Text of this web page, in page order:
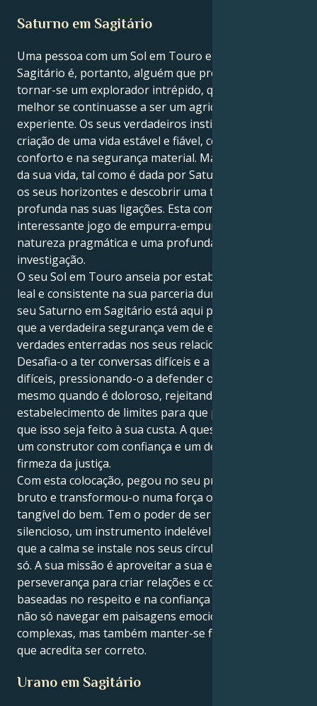
Saturno em Sagitário
Uma pessoa com um Sol em Touro e um Saturno em
Sagitário é, portanto, alguém que precisa de tentar
tornar-se um explorador intrépido, quando estaria
melhor se continuasse a ser um agricultor
experiente. Os seus verdadeiros instintos são a
criação de uma vida estável e fiável, centrada no
conforto e na segurança material. Mas a grande lição
da sua vida, tal como é dada por Saturno, é alargar
os seus horizontes e descobrir uma transformação
profunda nas suas ligações. Esta combinação cria um
interessante jogo de empurra-empurra entre a sua
natureza pragmática e uma profunda fome de
investigação.
O seu Sol em Touro anseia por estabilidade, por ser
leal e consistente na sua parceria duradoura. Mas o
seu Saturno em Sagitário está aqui para lhe dizer
que a verdadeira segurança vem de enfrentar as
verdades enterradas nos seus relacionamentos.
Desafia-o a ter conversas difíceis e a tomar decisões
difíceis, pressionando-o a defender o que está certo
mesmo quando é doloroso, rejeitando o
estabelecimento de limites para que possa dar sem
que isso seja feito à sua custa. A questão é como ser
um construtor com confiança e um defensor com
firmeza da justiça.
Com esta colocação, pegou no seu pragmatismo
bruto e transformou-o numa força organizada e
tangível do bem. Tem o poder de ser um herói
silencioso, um instrumento indelével para fazer com
que a calma se instale nos seus círculos sociais e não
só. A sua missão é aproveitar a sua extrema
perseverança para criar relações e comunidades
baseadas no respeito e na confiança profunda. Pode
não só navegar em paisagens emocionais
complexas, mas também manter-se firme naquilo
que acredita ser correto.
Urano em Sagitário